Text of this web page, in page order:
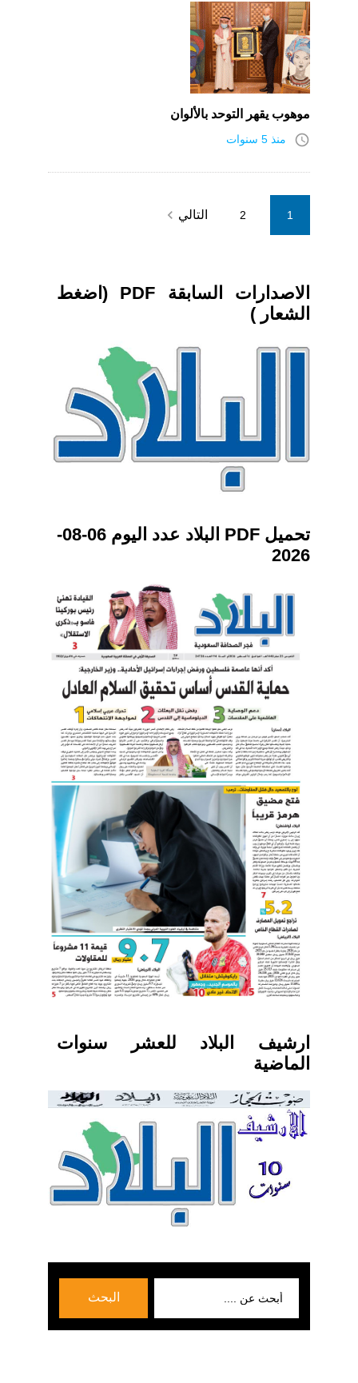
موهوب يقهر التوحد بالألوان
access_time منذ 5 سنوات
pagination
1
2 التالي navigate_next
الاصدارات السابقة PDF (اضغط
الشعار )
تحميل PDF البلاد عدد اليوم 06-08-
2026
ارشيف البلاد للعشر سنوات
الماضية
البحث